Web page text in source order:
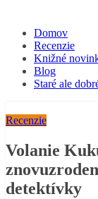
Domov
Recenzie
Knižné
Blog
Staré ale
Recenzie
Volanie
detektívky